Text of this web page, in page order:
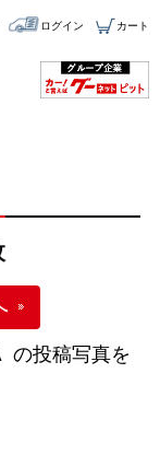
ログイン カート
の投稿写真を